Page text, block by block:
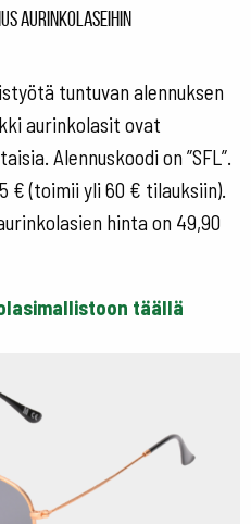
aurinkolaseihin
tuntuvan alennuksen
aurinkolasit ovat
Alennuskoodi on ”SFL”.
€ (toimii yli 60 € tilauksiin).
hinta on 49,90
täällä